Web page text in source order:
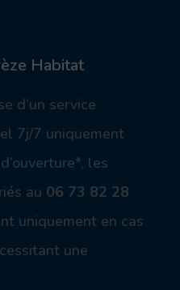
Habitat
d’un service
7j/7 uniquement
les
au 06 73 82 28
uniquement en cas
une